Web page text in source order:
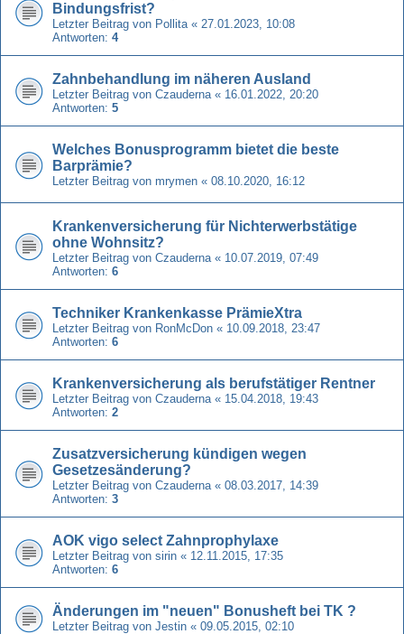
Bindungsfrist?
Letzter Beitrag von Pollita « 27.01.2023, 10:08
Antworten: 4
Zahnbehandlung im näheren Ausland
Letzter Beitrag von Czauderna « 16.01.2022, 20:20
Antworten: 5
Welches Bonusprogramm bietet die beste
Barprämie?
Letzter Beitrag von mrymen « 08.10.2020, 16:12
Krankenversicherung für Nichterwerbstätige
ohne Wohnsitz?
Letzter Beitrag von Czauderna « 10.07.2019, 07:49
Antworten: 6
Techniker Krankenkasse PrämieXtra
Letzter Beitrag von RonMcDon « 10.09.2018, 23:47
Antworten: 6
Krankenversicherung als berufstätiger Rentner
Letzter Beitrag von Czauderna « 15.04.2018, 19:43
Antworten: 2
Zusatzversicherung kündigen wegen
Gesetzesänderung?
Letzter Beitrag von Czauderna « 08.03.2017, 14:39
Antworten: 3
AOK vigo select Zahnprophylaxe
Letzter Beitrag von sirin « 12.11.2015, 17:35
Antworten: 6
Änderungen im "neuen" Bonusheft bei TK ?
Letzter Beitrag von Jestin « 09.05.2015, 02:10